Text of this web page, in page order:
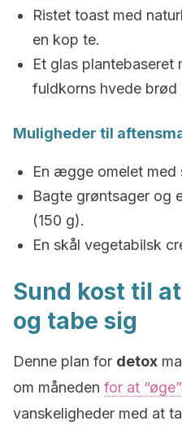
Ristet toast med
en kop te.
Et glas
fuldkorns hvede
Muligheder til
En ægge omelet med
Bagte grøntsager og
(150 g).
En skål vegetabilsk
Sund kost til
og tabe sig
Denne plan for detox
om måneden for at
vanskeligheder med at